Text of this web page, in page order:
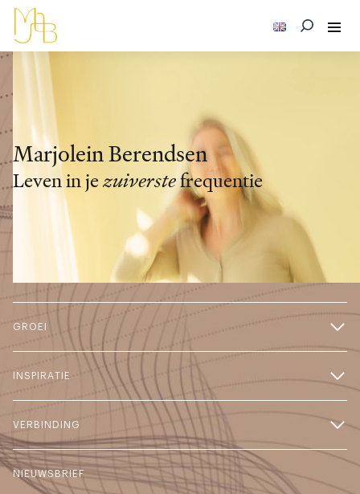
Marjolein Berendsen
Leven in jezuiverstefrequentie
GROEI
INSPIRATIE
VERBINDING
NIEUWSBRIEF